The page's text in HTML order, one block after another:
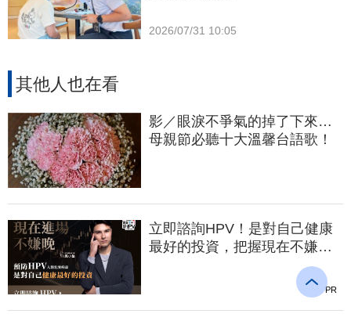
2026/07/31 10:05
其他人也在看
影／眼淚不爭氣的掉了下來…
母親節必聽十大溫馨台語歌！
立即諮詢HPV！是對自己健康
最好的投資，把握現在不嫌
PR